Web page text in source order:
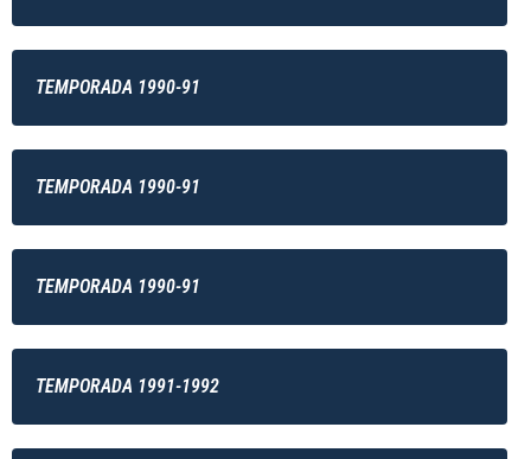
TEMPORADA 1990-91
TEMPORADA 1990-91
TEMPORADA 1990-91
TEMPORADA 1991-1992